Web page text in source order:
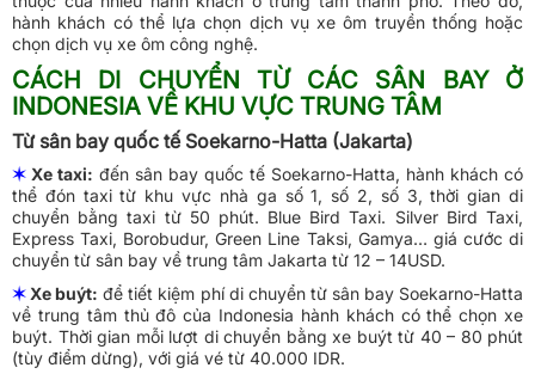
hành khách có thể lựa chọn dịch vụ xe ôm truyền thống hoặc
chọn dịch vụ xe ôm công nghệ.
CÁCH DI CHUYỂN TỪ CÁC SÂN BAY Ở
INDONESIA VỀ KHU VỰC TRUNG TÂM
Từ sân bay quốc tế Soekarno-Hatta (Jakarta)
✶ Xe taxi: đến sân bay quốc tế Soekarno-Hatta, hành khách có
thể đón taxi từ khu vực nhà ga số 1, số 2, số 3, thời gian di
chuyển bằng taxi từ 50 phút. Blue Bird Taxi. Silver Bird Taxi,
Express Taxi, Borobudur, Green Line Taksi, Gamya… giá cước di
chuyển từ sân bay về trung tâm Jakarta từ 12 – 14USD.
✶ Xe buýt: để tiết kiệm phí di chuyển từ sân bay Soekarno-Hatta
về trung tâm thủ đô của Indonesia hành khách có thể chọn xe
buýt. Thời gian mỗi lượt di chuyển bằng xe buýt từ 40 – 80 phút
(tùy điểm dừng), với giá vé từ 40.000 IDR.